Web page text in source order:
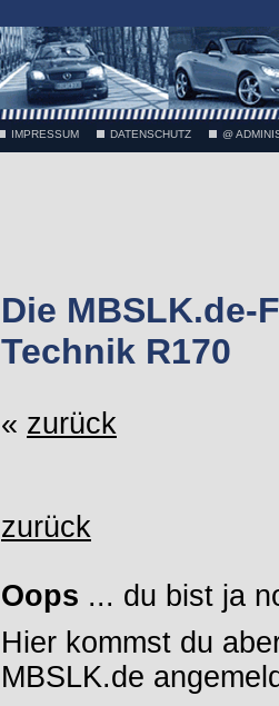
IMPRESSUM DATENSCHUTZ @
Die MBSLK.de-
Technik R170
« zurück
zurück
Oops ... du bist ja
Hier kommst du
MBSLK.de